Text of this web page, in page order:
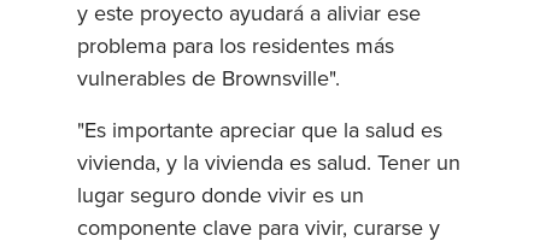
y este proyecto ayudará a aliviar ese
problema para los residentes más
vulnerables de Brownsville".
"Es importante apreciar que la salud es
vivienda, y la vivienda es salud. Tener un
lugar seguro donde vivir es un
componente clave para vivir, curarse y